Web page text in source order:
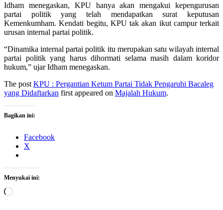
Idham menegaskan, KPU hanya akan mengakui kepengurusan
partai politik yang telah mendapatkan surat keputusan
Kemenkumham. Kendati begitu, KPU tak akan ikut campur terkait
urusan internal partai politik.
“Dinamika internal partai politik itu merupakan satu wilayah internal
partai politik yang harus dihormati selama masih dalam koridor
hukum,” ujar Idham menegaskan.
The post KPU : Pergantian Ketum Partai Tidak Pengaruhi Bacaleg
yang Didaftarkan first appeared on Majalah Hukum.
Bagikan ini:
Facebook
X
Menyukai ini:
Memuat...